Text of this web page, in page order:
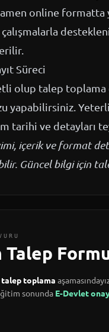
online formatta
Süreci
olup talep toplama
yapabilirsiniz.
tarihi ve detayları
içerik ve format
Güncel bilgi için
talep toplama
sonunda E-Devlet